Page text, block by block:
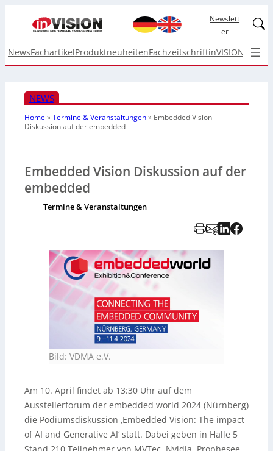
Newslett
er
NewsFachartikelProduktneuheitenFachzeitschriftinVISION Top
NEWS
Home»Termine & Veranstaltungen» Embedded Vision
Diskussion auf der embedded
Embedded Vision Diskussion auf der
embedded
Termine & Veranstaltungen
Bild: VDMA e.V.
Am 10. April findet ab 13:30 Uhr auf dem
Ausstellerforum der embedded world 2024 (Nürnberg)
die Podiumsdiskussion ‚Embedded Vision: The impact
of AI and Generative AI‘ statt. Dabei geben in Halle 5